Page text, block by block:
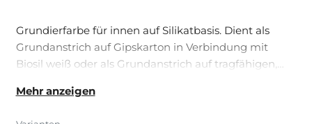
Grundierfarbe für innen auf Silikatbasis. Dient als
Grundanstrich auf Gipskarton in Verbindung mit
Biosil weiß oder als Grundanstrich auf tragfähigen,
Untergründen mit Gips-Fleckspachtelungen in
Mehr anzeigen